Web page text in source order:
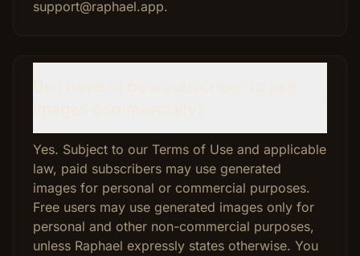
support@raphael.app.
Yes. Subject to our Terms of Use and applicable
law, paid subscribers may use generated
images for personal or commercial purposes.
Free users may use generated images only for
personal and other non-commercial purposes,
unless Raphael expressly states otherwise. You